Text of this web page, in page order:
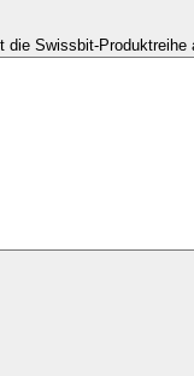
die Swissbit-